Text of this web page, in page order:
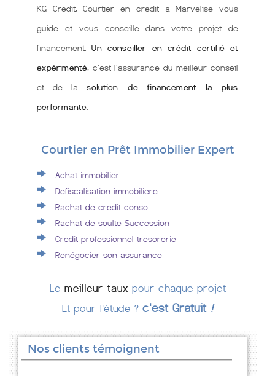
KG Crédit, Courtier en crédit à Marvelise vous
guide et vous conseille dans votre projet de
financement.Un conseiller en crédit certifié et
expérimenté, c'est l'assurance du meilleur conseil
et de lasolution de financement la plus
performante
Courtier en Prêt Immobilier Expert
Achat immobilier
Defiscalisation immobiliere
Rachat de credit conso
Rachat de soulte Succession
Credit professionnel tresorerie
Renégocier son assurance
Le meilleur taux pour chaque projet
Et pour l'étude ? c'est Gratuit !
Nos clients témoignent